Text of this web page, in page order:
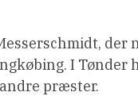
I Tønder
præster.